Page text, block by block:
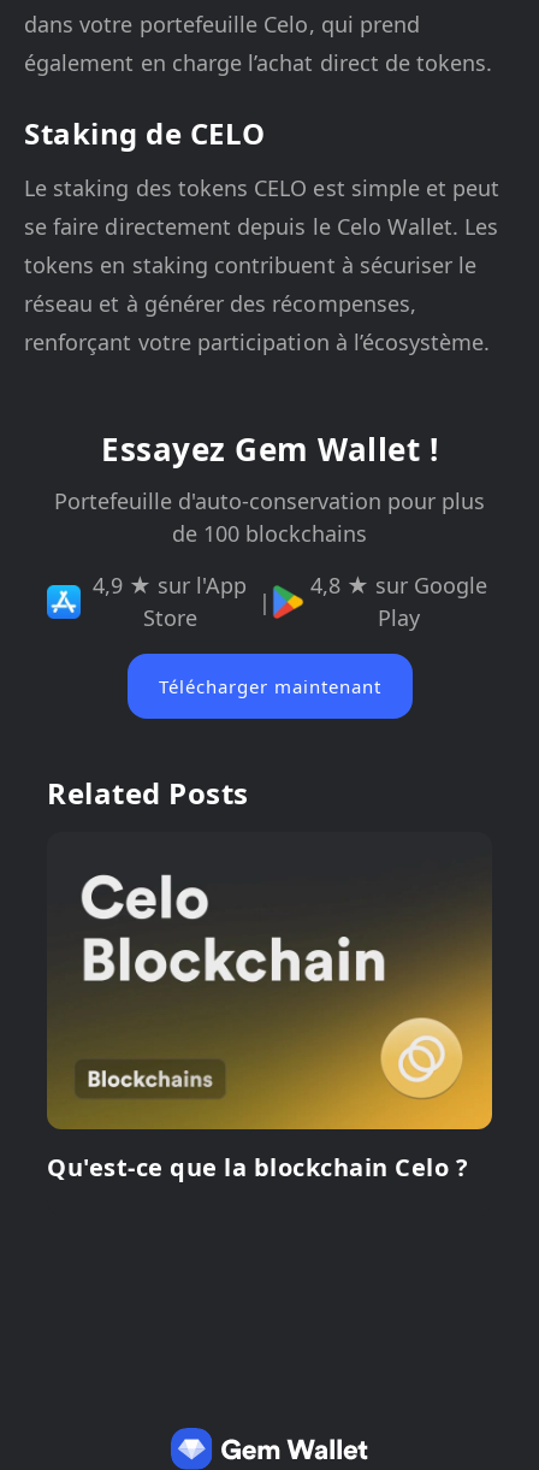
dans votre portefeuille Celo, qui prend
également en charge l’achat direct de tokens.
Staking de CELO
Le staking des tokens CELO est simple et peut
se faire directement depuis le Celo Wallet. Les
tokens en staking contribuent à sécuriser le
réseau et à générer des récompenses,
renforçant votre participation à l’écosystème.
Essayez Gem Wallet !
Portefeuille d'auto-conservation pour plus
de 100 blockchains
4,9 ★ sur l'App
Store
|
4,8 ★ sur Google
Play
Télécharger maintenant
Related Posts
Qu'est-ce que la blockchain Celo ?